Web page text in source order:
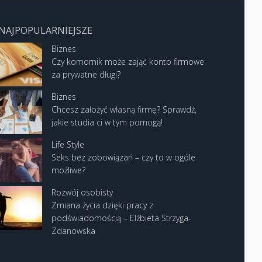
Biznes
Czy komornik może zająć konto firmowe
za prywatne długi?
Biznes
Chcesz założyć własną firmę? Sprawdź,
jakie studia ci w tym pomogą!
Life Style
Seks bez zobowiązań – czy to w ogóle
możliwe?
Rozwój osobisty
Zmiana życia dzięki pracy z
podświadomością – Elżbieta Strzyga-
Zdanowska